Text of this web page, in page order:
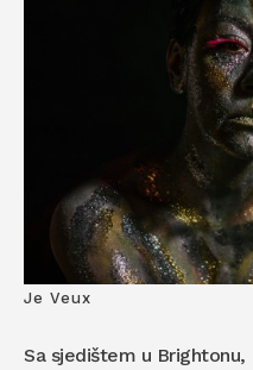
Je Veux
Sa sjedištem u Brightonu,